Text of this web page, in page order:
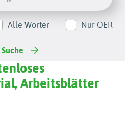
Alle Wörter Nur OER
Arbeitsblätter